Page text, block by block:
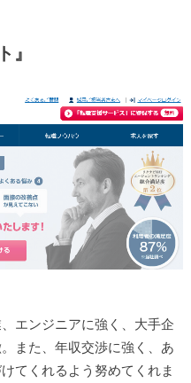
』
、エンジニアに強く、大手企
また、年収交渉に強く、あ
てくれるよう努めてくれま